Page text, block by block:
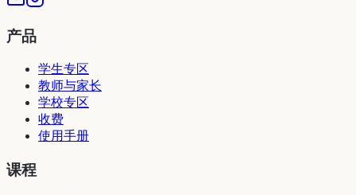
产品
学生专区
教师与家长
学校专区
收费
使用手册
课程